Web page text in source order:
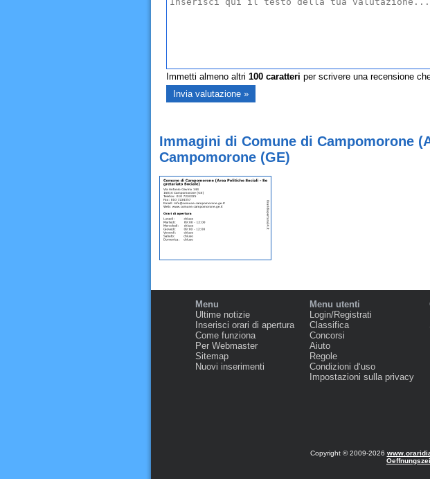
Immetti almeno altri 100caratteri per scrivere una recensione
Immagini di Comune di Campomorone
Campomorone (GE)
Menu
Ultime notizie
Inserisci orari di apertura
Come funziona
Per Webmaster
Sitemap
Nuovi inserimenti
Menu utenti
Login/Registrati
Classifica
Concorsi
Aiuto
Regole
Condizioni d‘uso
Impostazioni sulla privacy
Copyright © 2009-2026